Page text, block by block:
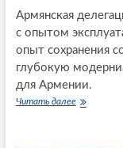
н
и
с
Т
у
ц
Армянская
с опытом
опыт сохранения
глубокую
для Армении.
Читать далееА